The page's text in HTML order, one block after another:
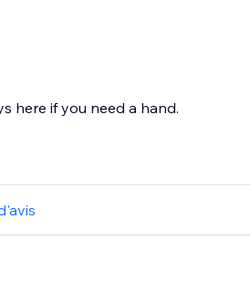
here if you need a hand.